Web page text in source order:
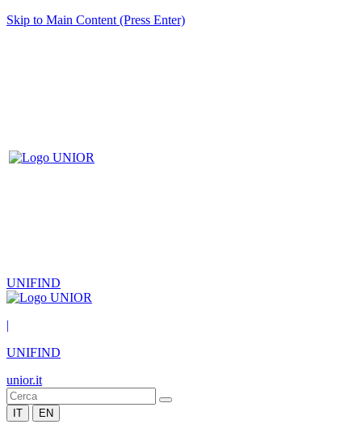
Skip to Main Content (Press Enter)
UNIFIND
|
UNIFIND
unior.it
IT EN